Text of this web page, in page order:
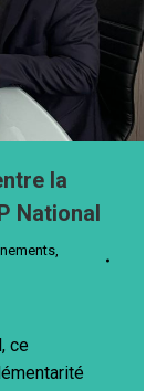
la
National
ce